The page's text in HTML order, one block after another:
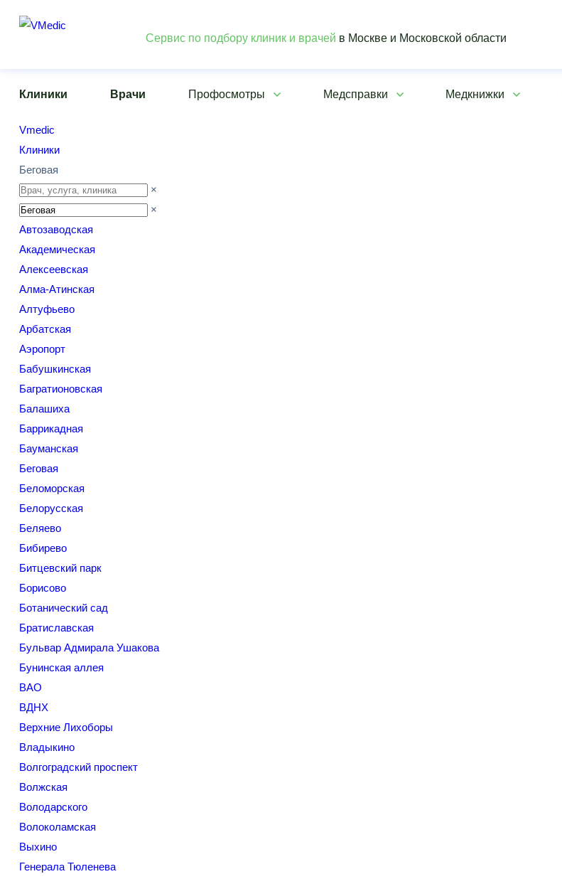
Сервис по подбору клиник и врачей в Москве и Московской области
Клиники Врачи Профосмотры Медсправки Медкнижки
Vmedic
Клиники
Беговая
×
×
Автозаводская
Академическая
Алексеевская
Алма-Атинская
Алтуфьево
Арбатская
Аэропорт
Бабушкинская
Багратионовская
Балашиха
Баррикадная
Бауманская
Беговая
Беломорская
Белорусская
Беляево
Бибирево
Битцевский парк
Борисово
Ботанический сад
Братиславская
Бульвар Адмирала Ушакова
Бунинская аллея
ВАО
ВДНХ
Верхние Лихоборы
Владыкино
Волгоградский проспект
Волжская
Володарского
Волоколамская
Выхино
Генерала Тюленева